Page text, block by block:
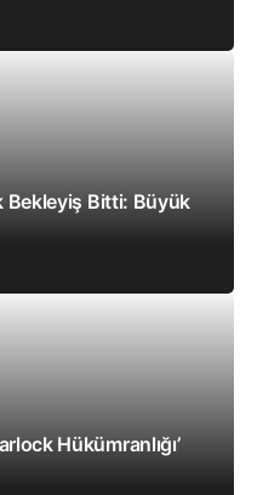
Bekleyiş Bitti: Büyük
Hükümranlığı’